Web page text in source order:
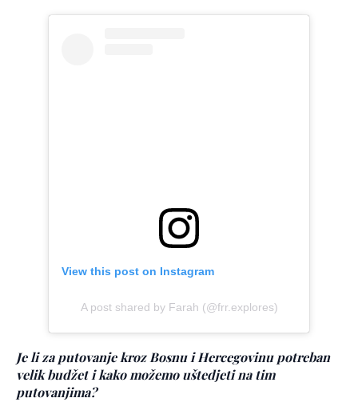
View this post on Instagram
A post shared by Farah (@frr.explores)
Je li za putovanje kroz Bosnu i Hercegovinu potreban
velik budžet i kako možemo uštedjeti na tim
putovanjima?